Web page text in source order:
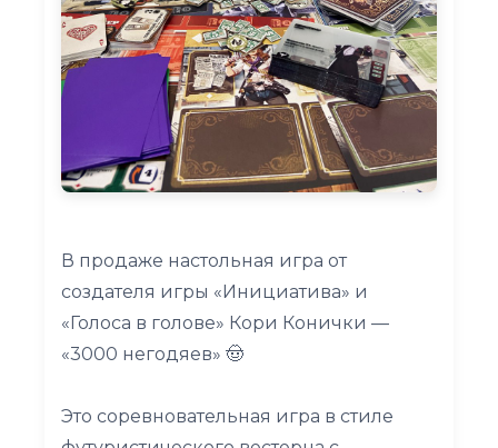
В продаже настольная игра от
создателя игры «Инициатива» и
«Голоса в голове» Кори Конички —
«3000 негодяев» 🤠
Это соревновательная игра в стиле